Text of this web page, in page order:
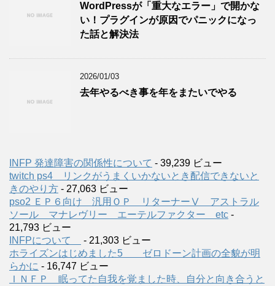
WordPressが「重大なエラー」で開かな
い！プラグインが原因でパニックになっ
た話と解決法
2026/01/03
去年やるべき事を年をまたいでやる
INFP 発達障害の関係性について - 39,239 ビュー
twitch ps4 リンクがうまくいかないとき配信できないと
きのやり方 - 27,063 ビュー
pso2 ＥＰ６向け 汎用ＯＰ リターナーⅤ アストラル
ソール マナレヴリー エーテルファクター etc -
21,793 ビュー
INFPについて
- 21,303 ビュー
ホライズンはじめました5 ゼロドーン計画の全貌が明
らかに - 16,747 ビュー
ＩＮＦＰ 眠ってた自我を覚ました時、自分と向き合うと